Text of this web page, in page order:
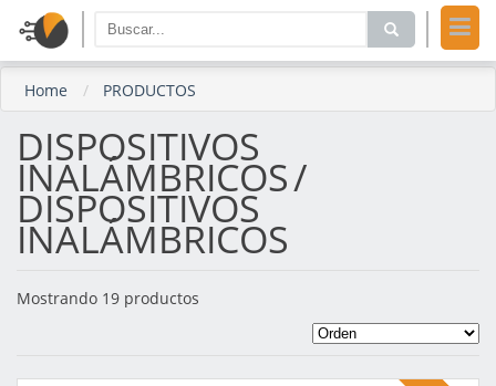
Home PRODUCTOS
DISPOSITIVOS
INALÁMBRICOS/
DISPOSITIVOS
INALÁMBRICOS
Mostrando 19 productos